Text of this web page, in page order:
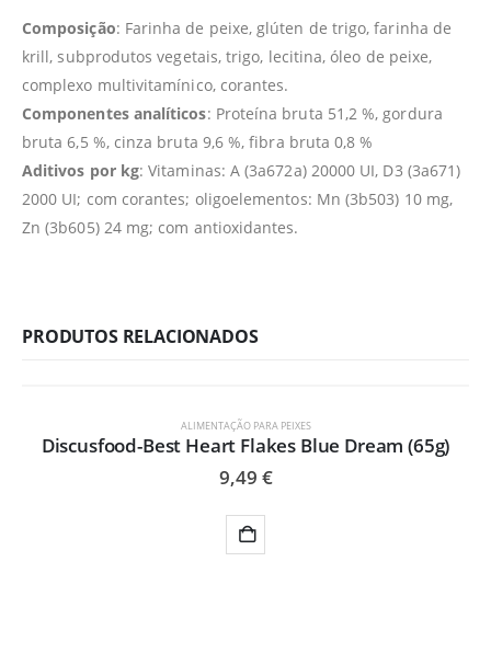
Composição: Farinha de peixe, glúten de trigo, farinha de
krill, subprodutos vegetais, trigo, lecitina, óleo de peixe,
complexo multivitamínico, corantes.
Componentes analíticos: Proteína bruta 51,2 %, gordura
bruta 6,5 %, cinza bruta 9,6 %, fibra bruta 0,8 %
Aditivos por kg: Vitaminas: A (3a672a) 20000 UI, D3 (3a671)
2000 UI; com corantes; oligoelementos: Mn (3b503) 10 mg,
Zn (3b605) 24 mg; com antioxidantes.
PRODUTOS RELACIONADOS
ALIMENTAÇÃO PARA PEIXES
Discusfood-Best Heart Flakes Blue Dream (65g)
9,49 €